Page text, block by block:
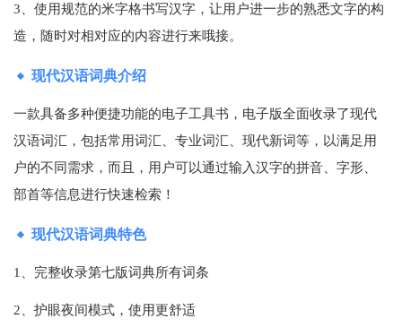
3、使用规范的米字格书写汉字，让用户进一步的熟悉文字的构
造，随时对相对应的内容进行来哦接。
现代汉语词典介绍
一款具备多种便捷功能的电子工具书，电子版全面收录了现代
汉语词汇，包括常用词汇、专业词汇、现代新词等，以满足用
户的不同需求，而且，用户可以通过输入汉字的拼音、字形、
部首等信息进行快速检索！
现代汉语词典特色
1、完整收录第七版词典所有词条
2、护眼夜间模式，使用更舒适